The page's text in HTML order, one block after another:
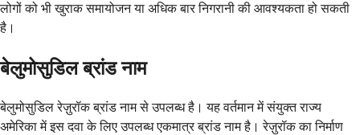
लोगों को भी खुराक समायोजन या अधिक बार निगरानी की आवश्यकता हो सकती
है।
बेलुमोसुडिल ब्रांड नाम
बेलुमोसुडिल रेज़ुरॉक ब्रांड नाम से उपलब्ध है। यह वर्तमान में संयुक्त राज्य
अमेरिका में इस दवा के लिए उपलब्ध एकमात्र ब्रांड नाम है। रेज़ुरॉक का निर्माण